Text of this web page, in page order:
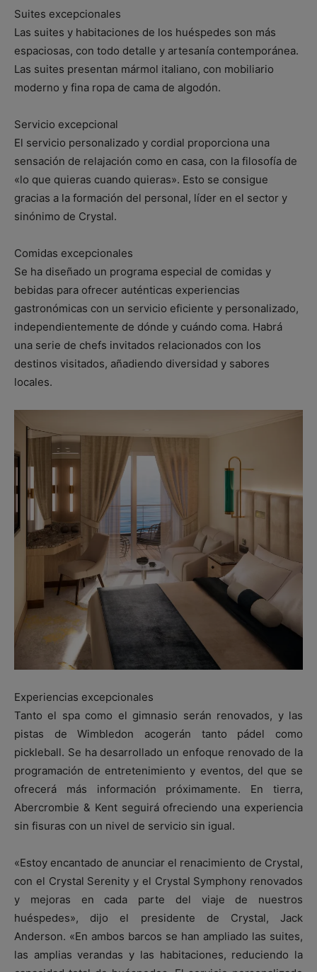
Suites excepcionales
Las suites y habitaciones de los huéspedes son más
espaciosas, con todo detalle y artesanía contemporánea.
Las suites presentan mármol italiano, con mobiliario
moderno y fina ropa de cama de algodón.
Servicio excepcional
El servicio personalizado y cordial proporciona una
sensación de relajación como en casa, con la filosofía de
«lo que quieras cuando quieras». Esto se consigue
gracias a la formación del personal, líder en el sector y
sinónimo de Crystal.
Comidas excepcionales
Se ha diseñado un programa especial de comidas y
bebidas para ofrecer auténticas experiencias
gastronómicas con un servicio eficiente y personalizado,
independientemente de dónde y cuándo coma. Habrá
una serie de chefs invitados relacionados con los
destinos visitados, añadiendo diversidad y sabores
locales.
Experiencias excepcionales
Tanto el spa como el gimnasio serán renovados, y las
pistas de Wimbledon acogerán tanto pádel como
pickleball. Se ha desarrollado un enfoque renovado de la
programación de entretenimiento y eventos, del que se
ofrecerá más información próximamente. En tierra,
Abercrombie & Kent seguirá ofreciendo una experiencia
sin fisuras con un nivel de servicio sin igual.
«Estoy encantado de anunciar el renacimiento de Crystal,
con el Crystal Serenity y el Crystal Symphony renovados
y mejoras en cada parte del viaje de nuestros
huéspedes», dijo el presidente de Crystal, Jack
Anderson. «En ambos barcos se han ampliado las suites,
las amplias verandas y las habitaciones, reduciendo la